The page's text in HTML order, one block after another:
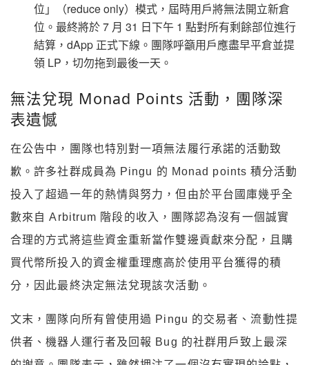
位」（reduce only）模式，屆時用戶將無法開立新倉
位。最終將於 7 月 31 日下午 1 點對所有剩餘部位進行
結算，dApp 正式下線。團隊呼籲用戶應盡早平倉並提
領 LP，切勿拖到最後一天。
無法兌現 Monad Points 活動，團隊深
表遺憾
在公告中，團隊也特別對一項無法履行承諾的活動致
歉。許多社群成員為 Pingu 的 Monad points 積分活動
投入了超過一年的熱情與努力，但由於平台國庫幾乎全
數來自 Arbitrum 階段的收入，團隊認為沒有一個誠實
合理的方式將這些資金重新當作雙邊貢獻來分配，且購
買代幣所投入的資金權重理應高於使用平台獲得的積
分，因此最終決定無法兌現該次活動。
文末，團隊向所有曾使用過 Pingu 的交易者、流動性提
供者、機器人運行者及回報 Bug 的社群用戶致上最深